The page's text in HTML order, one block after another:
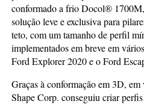
conformado a frio Docol®
solução leve e exclusiva para
teto, com um tamanho de perfil
implementados em breve em
Ford Explorer 2020 e o Ford
Graças à conformação em 3D,
Shape Corp. conseguiu criar